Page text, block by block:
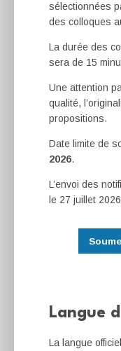
sélectionnées
des colloques
La durée des
sera de 15
Une attention
qualité,
propositions.
Date limite de
2026.
L’envoi des
le 27 juillet
Langue
La langue